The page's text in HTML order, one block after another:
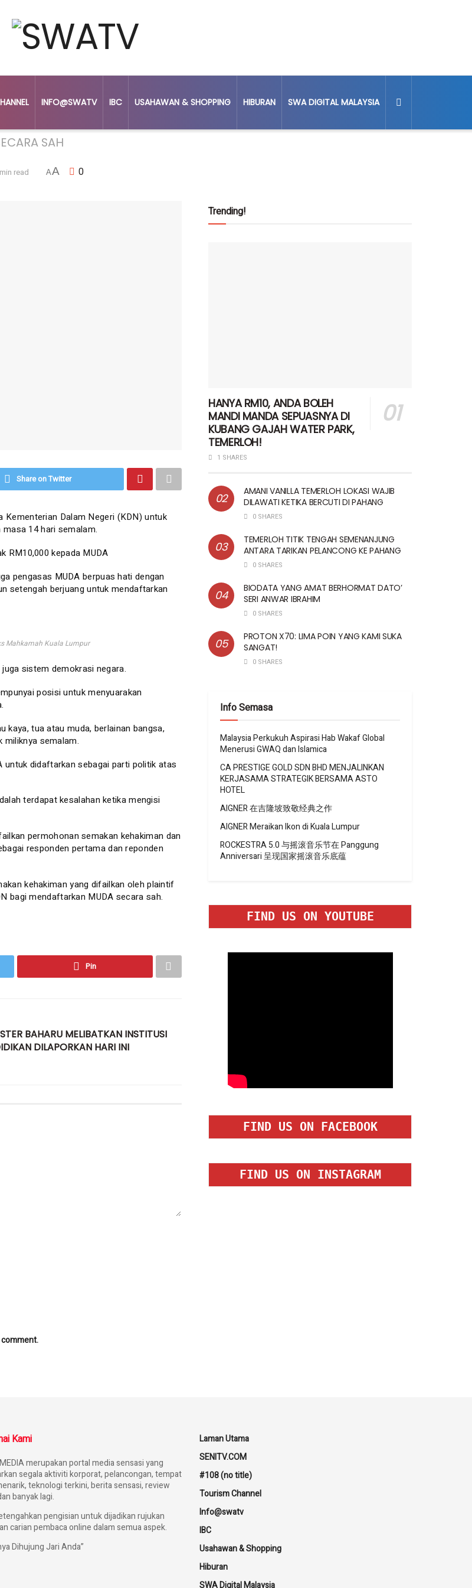
INFO@SWATV IBC USAHAWAN & SHOPPING HIBURAN SWA DIGITAL MALAYSIA
SAH
read AA 0
Share on Twitter
Kementerian Dalam Negeri (KDN) untuk
14 hari semalam.
RM10,000 kepada MUDA
pengasas MUDA berpuas hati dengan
setengah berjuang untuk mendaftarkan
Mahkamah Kuala Lumpur
sistem demokrasi negara.
posisi untuk menyuarakan
kaya, tua atau muda, berlainan bangsa,
miliknya semalam.
untuk didaftarkan sebagai parti politik atas
terdapat kesalahan ketika mengisi
permohonan semakan kehakiman dan
responden pertama dan reponden
kehakiman yang difailkan oleh plaintif
bagi mendaftarkan MUDA secara sah.
Pin
BAHARU MELIBATKAN INSTITUSI
DILAPORKAN HARI INI
Trending!
HANYA RM10, ANDA BOLEH
MANDI MANDA SEPUASNYA DI
KUBANG GAJAH WATER PARK,
TEMERLOH!
1 SHARES
AMANI VANILLA TEMERLOH LOKASI WAJIB
DILAWATI KETIKA BERCUTI DI PAHANG
0 SHARES
TEMERLOH TITIK TENGAH SEMENANJUNG
ANTARA TARIKAN PELANCONG KE PAHANG
0 SHARES
BIODATA YANG AMAT BERHORMAT DATO’
SERI ANWAR IBRAHIM
0 SHARES
PROTON X70: LIMA POIN YANG KAMI SUKA
SANGAT!
0 SHARES
Info Semasa
Malaysia Perkukuh Aspirasi Hab Wakaf Global
Menerusi GWAQ dan Islamica
CA PRESTIGE GOLD SDN BHD MENJALINKAN
KERJASAMA STRATEGIK BERSAMA ASTO
HOTEL
AIGNER 在吉隆坡致敬经典之作
AIGNER Meraikan Ikon di Kuala Lumpur
ROCKESTRA 5.0 与摇滚音乐节在 Panggung
Anniversari 呈现国家摇滚音乐底蕴
FIND US ON YOUTUBE
FIND US ON FACEBOOK
FIND US ON INSTAGRAM
Kami
merupakan portal media sensasi yang
segala aktiviti korporat, pelancongan, tempat
teknologi terkini, berita sensasi, review
banyak lagi.
pengisian untuk dijadikan rujukan
carian pembaca online dalam semua aspek.
Dihujung Jari Anda”
Laman Utama
SENITV.COM
#108 (no title)
Tourism Channel
Info@swatv
IBC
Usahawan & Shopping
Hiburan
SWA Digital Malaysia